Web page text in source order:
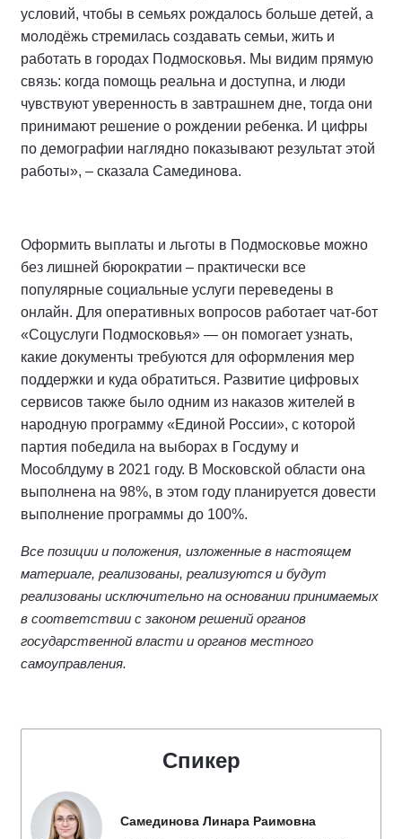
условий, чтобы в семьях рождалось больше детей, а
молодёжь стремилась создавать семьи, жить и
работать в городах Подмосковья. Мы видим прямую
связь: когда помощь реальна и доступна, и люди
чувствуют уверенность в завтрашнем дне, тогда они
принимают решение о рождении ребенка. И цифры
по демографии наглядно показывают результат этой
работы», – сказала Самединова.
Оформить выплаты и льготы в Подмосковье можно
без лишней бюрократии – практически все
популярные социальные услуги переведены в
онлайн. Для оперативных вопросов работает чат-бот
«Соцуслуги Подмосковья» — он помогает узнать,
какие документы требуются для оформления мер
поддержки и куда обратиться. Развитие цифровых
сервисов также было одним из наказов жителей в
народную программу «Единой России», с которой
партия победила на выборах в Госдуму и
Мособлдуму в 2021 году. В Московской области она
выполнена на 98%, в этом году планируется довести
выполнение программы до 100%.
Все позиции и положения, изложенные в настоящем
материале, реализованы, реализуются и будут
реализованы исключительно на основании принимаемых
в соответствии с законом решений органов
государственной власти и органов местного
самоуправления.
Спикер
Самединова Линара Раимовна